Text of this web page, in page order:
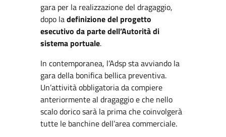
gara per la realizzazione del dragaggio,
dopo ladefinizione del progetto
esecutivo da parte dell’Autorità di
sistema portuale.
In contemporanea, l’Adsp sta avviando la
gara della bonifica bellica preventiva.
Un’attività obbligatoria da compiere
anteriormente al dragaggio e che nello
scalo dorico sarà la prima che coinvolgerà
tutte le banchine dell’area commerciale.